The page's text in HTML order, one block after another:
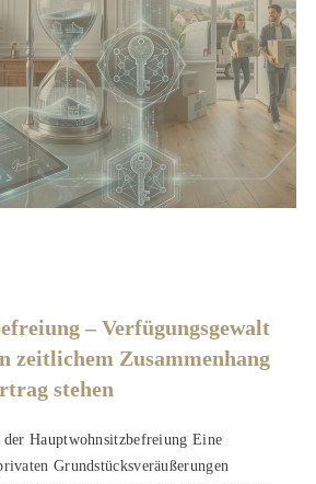
– Verfügungsgewalt
zeitlichem Zusammenhang
stehen
der Hauptwohnsitzbefreiung Eine
Grundstücksveräußerungen